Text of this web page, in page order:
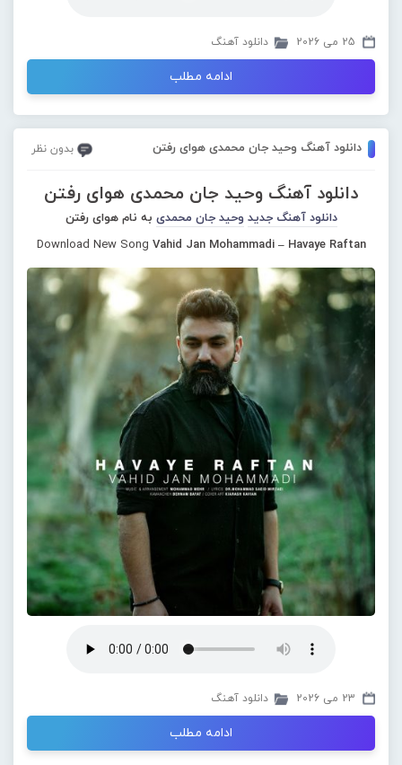
25 می 2026 دانلود آهنگ
ادامه مطلب
دانلود آهنگ وحید جان محمدی هوای رفتن بدون نظر
دانلود آهنگ وحید جان محمدی هوای رفتن
دانلود آهنگ جدید وحید جان محمدی به نام هوای رفتن
Download New Song Vahid Jan Mohammadi – Havaye Raftan
23 می 2026 دانلود آهنگ
ادامه مطلب